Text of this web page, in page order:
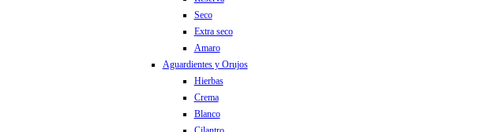
Seco
Extra seco
Amaro
Aguardientes y Orujos
Hierbas
Crema
Blanco